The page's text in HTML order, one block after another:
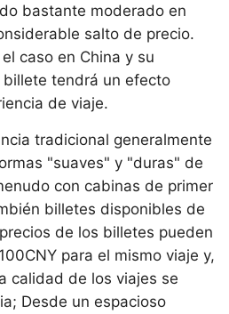
bastante moderado en
salto de precio.
caso en China y su
tendrá un efecto
de viaje.
tradicional generalmente
"suaves" y "duras" de
con cabinas de primer
billetes disponibles de
de los billetes pueden
para el mismo viaje y,
calidad de los viajes se
Desde un espacioso